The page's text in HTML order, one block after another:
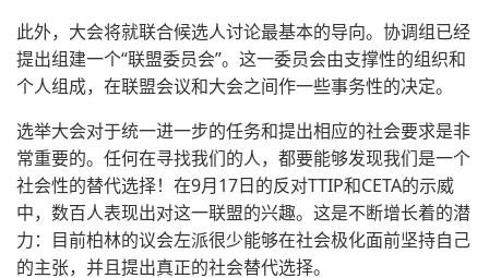
此外，大会将就联合候选人讨论最基本的导向。协调组已经
提出组建一个“联盟委员会”。这一委员会由支撑性的组织和
个人组成，在联盟会议和大会之间作一些事务性的决定。
选举大会对于统一进一步的任务和提出相应的社会要求是非
常重要的。任何在寻找我们的人，都要能够发现我们是一个
社会性的替代选择！在9月17日的反对TTIP和CETA的示威
中，数百人表现出对这一联盟的兴趣。这是不断增长着的潜
力：目前柏林的议会左派很少能够在社会极化面前坚持自己
的主张，并且提出真正的社会替代选择。